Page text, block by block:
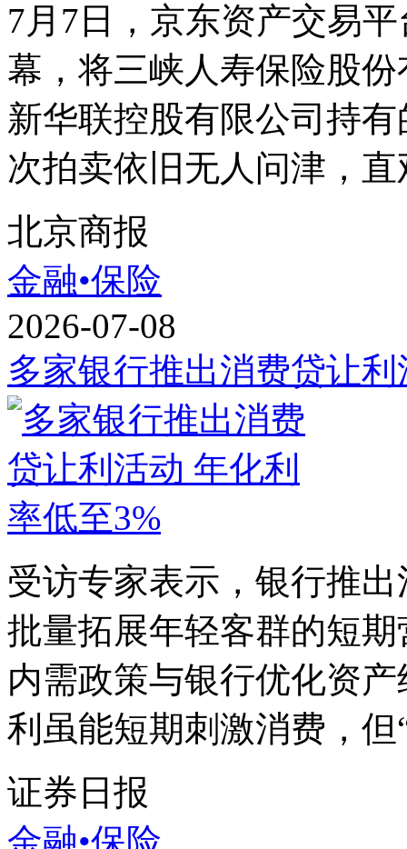
7月7日，京东资产交易
幕，将三峡人寿保险股
新华联控股有限公司持
次拍卖依旧无人问津，
北京商报
金融•保险
2026-07-08
多家银行推出消费贷让
受访专家表示，银行推
批量拓展年轻客群的短
内需政策与银行优化资
利虽能短期刺激消费，但
证券日报
金融•保险